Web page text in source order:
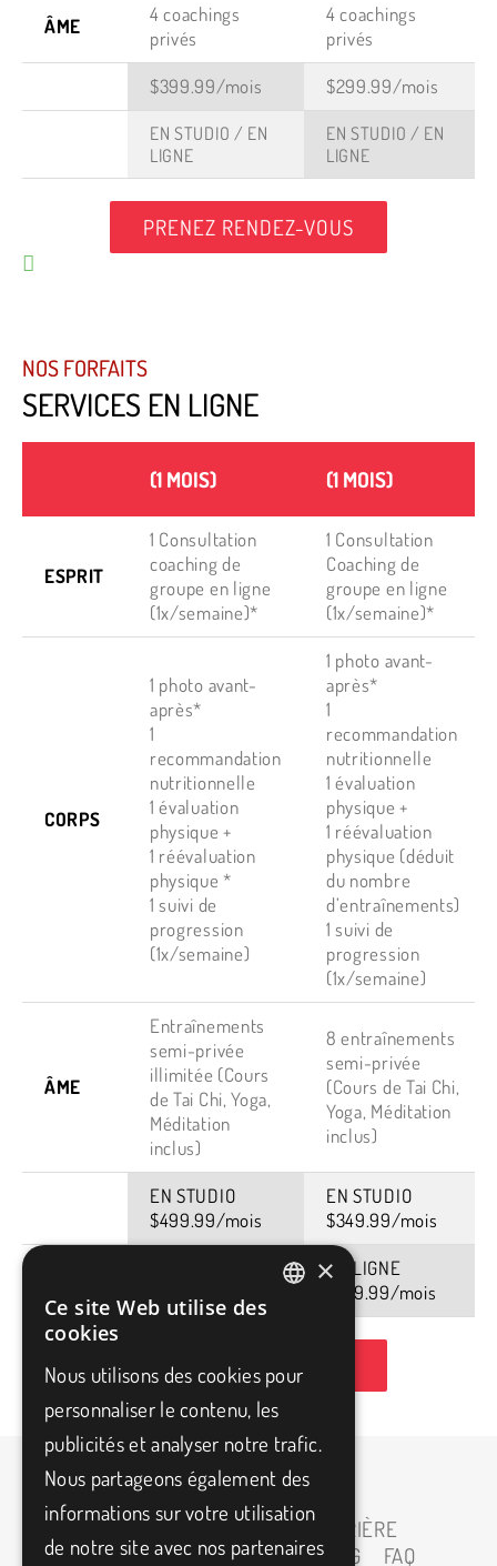
ÂME
4 coachings
privés
4 coachings
privés
$399.99/mois $299.99/mois
EN STUDIO / EN
LIGNE
EN STUDIO / EN
LIGNE
PRENEZ RENDEZ-VOUS
NOS FORFAITS
SERVICES EN LIGNE
(1 MOIS) (1 MOIS)
ESPRIT
1 Consultation
coaching de
groupe en ligne
(1x/semaine)*
1 Consultation
Coaching de
groupe en ligne
(1x/semaine)*
CORPS
1 photo avant-
après*
1
recommandation
nutritionnelle
1 évaluation
physique +
1 réévaluation
physique *
1 suivi de
progression
(1x/semaine)
1 photo avant-
après*
1
recommandation
nutritionnelle
1 évaluation
physique +
1 réévaluation
physique (déduit
du nombre
d’entraînements)
1 suivi de
progression
(1x/semaine)
ÂME
Entraînements
semi-privée
illimitée (Cours
de Tai Chi, Yoga,
Méditation
inclus)
8 entraînements
semi-privée
(Cours de Tai Chi,
Yoga, Méditation
inclus)
EN STUDIO
$499.99/mois
EN STUDIO
$349.99/mois
EN LIGNE
$249.99/mois
PRENEZ RENDEZ-VOUS
ACCUEIL À PROPOS
CARRIÈRE
PARTENAIRES
MEDIAS BLOG FAQ
FRENCH
×
Ce site Web utilise des
cookies
Nous utilisons des cookies pour
personnaliser le contenu, les
publicités et analyser notre trafic.
Nous partageons également des
informations sur votre utilisation
de notre site avec nos partenaires